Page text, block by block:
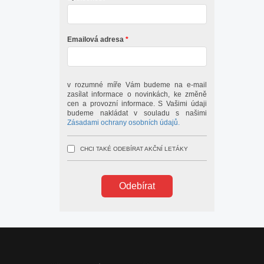
Emailová adresa
v rozumné míře Vám budeme na e-mail
zasílat informace o novinkách, ke změně
cen a provozní informace. S Vašimi údaji
budeme nakládat v souladu s našimi
Zásadami ochrany osobních údajů.
CHCI TAKÉ ODEBÍRAT AKČNÍ LETÁKY
Odebírat